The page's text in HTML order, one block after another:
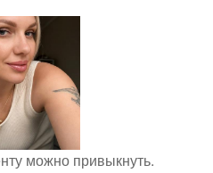
можно привыкнуть.